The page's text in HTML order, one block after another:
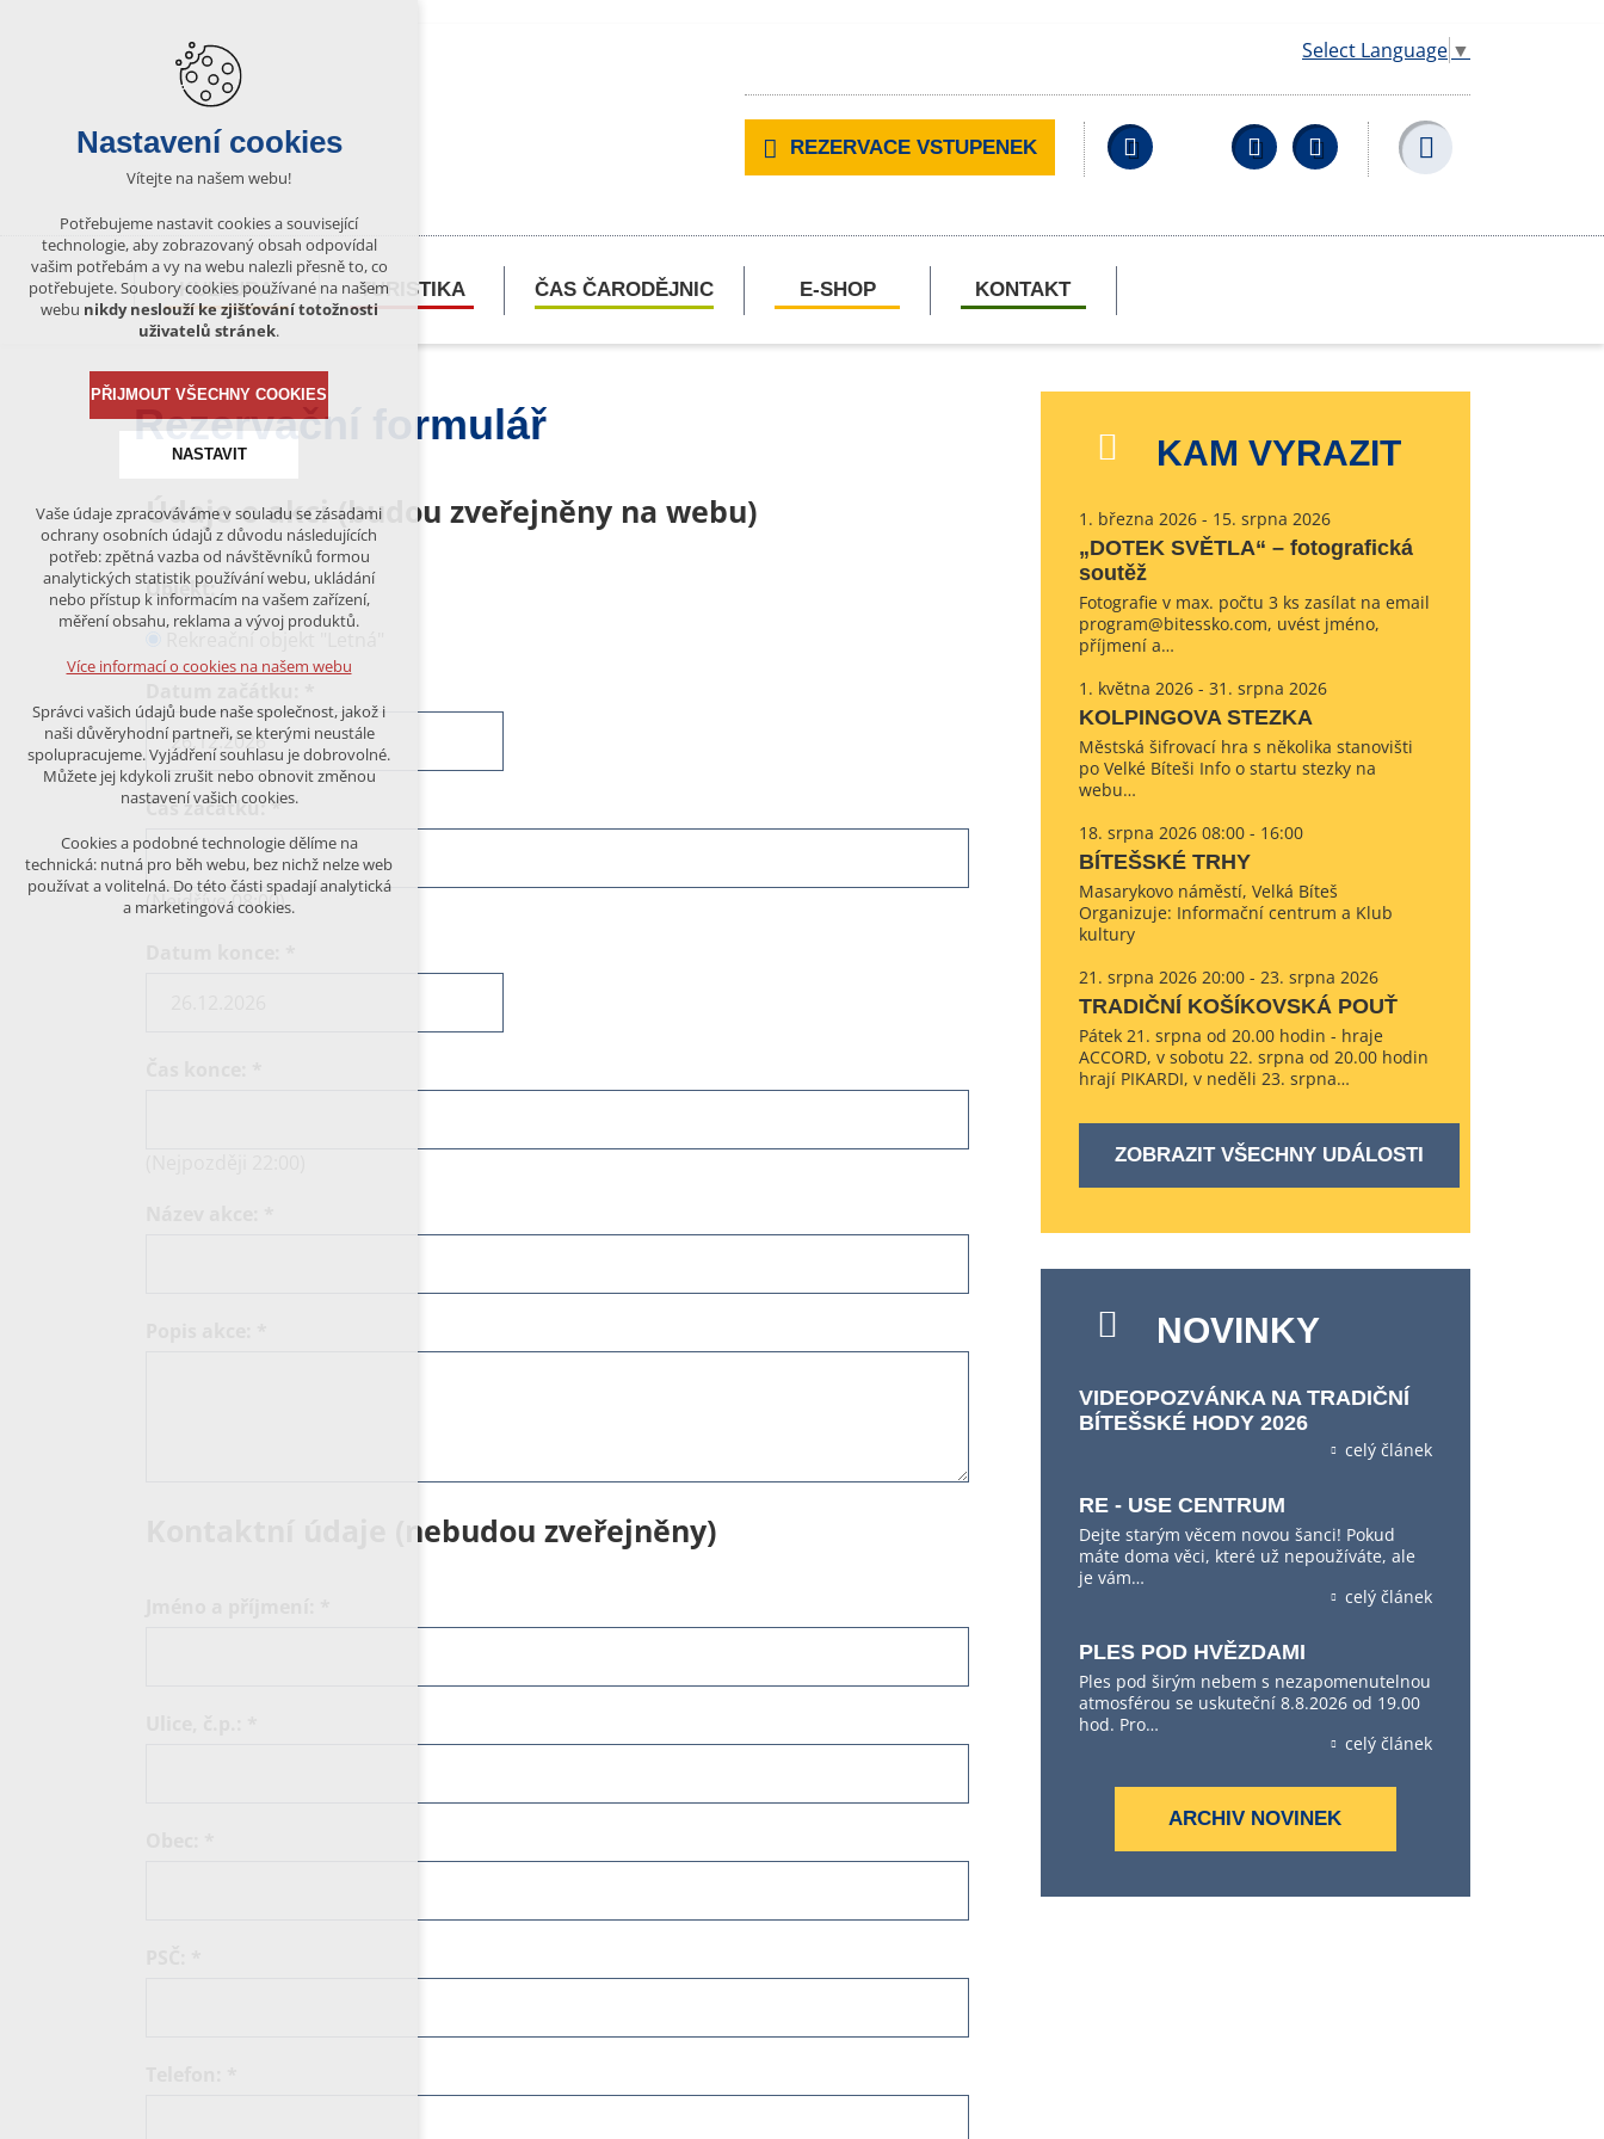
Select Language ▼
REZERVACE VSTUPENEK Facebook YouTubeWikipedia
KULTURA TURISTIKA ČAS ČARODĚJNIC E-SHOP KONTAKT
Rezervační formulář
Údaje o akci (budou zveřejněny na webu)
Objekt:
Čas začátku:*
(Nejdříve 08:00)
Kontaktní údaje (nebudou zveřejněny)
KAM VYRAZIT
1. března 2026 - 15. srpna 2026
„DOTEK SVĚTLA“ – fotografická
soutěž
Fotografie v max. počtu 3 ks zasílat na email
program@bitessko.com, uvést jméno,
příjmení a…
1. května 2026 - 31. srpna 2026
KOLPINGOVA STEZKA
Městská šifrovací hra s několika stanovišti
po Velké Bíteši Info o startu stezky na
webu…
18. srpna 2026 08:00 - 16:00
BÍTEŠSKÉ TRHY
Masarykovo náměstí, Velká Bíteš
Organizuje: Informační centrum a Klub
kultury
21. srpna 2026 20:00 - 23. srpna 2026
TRADIČNÍ KOŠÍKOVSKÁ POUŤ
Pátek 21. srpna od 20.00 hodin - hraje
ACCORD, v sobotu 22. srpna od 20.00 hodin
hrají PIKARDI, v neděli 23. srpna…
ZOBRAZIT VŠECHNY UDÁLOSTI
NOVINKY
VIDEOPOZVÁNKA NA TRADIČNÍ
BÍTEŠSKÉ HODY 2026
celý článek
RE - USE CENTRUM
Dejte starým věcem novou šanci! Pokud
máte doma věci, které už nepoužíváte, ale
je vám…
celý článek
PLES POD HVĚZDAMI
Ples pod širým nebem s nezapomenutelnou
atmosférou se uskuteční 8.8.2026 od 19.00
hod. Pro…
celý článek
ARCHIV NOVINEK
Nastavení cookies
Vítejte na našem webu!
Potřebujeme nastavit cookies a související
technologie, aby zobrazovaný obsah odpovídal
vašim potřebám a vy na webu nalezli přesně to, co
potřebujete. Soubory cookies používané na našem
webu nikdy neslouží ke zjišťování totožnosti
uživatelů stránek.
PŘIJMOUT VŠECHNY COOKIES
NASTAVIT
Technická cookies
nutná pro provozování webu
udržení kontextu stránek (session):
případná přihlášení, volby jazyka, apod.
analytická pro anonymizované
vyhodnocení návštěvnosti
marketingová cookies (Google)
Více informací o cookies na našem webu
ODMÍTNOUT VŠE
Vaše údaje zpracováváme v souladu se zásadami
ochrany osobních údajů z důvodu následujících
potřeb: zpětná vazba od návštěvníků formou
analytických statistik používání webu, ukládání
nebo přístup k informacím na vašem zařízení,
měření obsahu, reklama a vývoj produktů.
Více informací o cookies na našem webu
Správci vašich údajů bude naše společnost, jakož i
naši důvěryhodní partneři, se kterými neustále
spolupracujeme. Vyjádření souhlasu je dobrovolné.
Můžete jej kdykoli zrušit nebo obnovit změnou
nastavení vašich cookies.
Cookies a podobné technologie dělíme na
technická: nutná pro běh webu, bez nichž nelze web
používat a volitelná. Do této části spadají analytická
a marketingová cookies.